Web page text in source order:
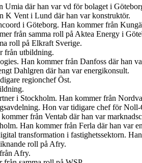
Umia där han var vd för bolaget i
K Vent i Lund där han var konstruktör.
i Göteborg. Han kommer från
från samma roll på Aktea Energy i
roll på Elkraft Sverige.
från utbildning.
Han kommer från Danfoss där han
Dahlgren där han var energikonsult.
regionchef Öst.
i Stockholm. Han kommer från
Hon var tidigare chef för
från Ventab där han var
Han kommer från Ferla där han var
transformation i fastighetssektorn.
roll på Afry.
Afry.